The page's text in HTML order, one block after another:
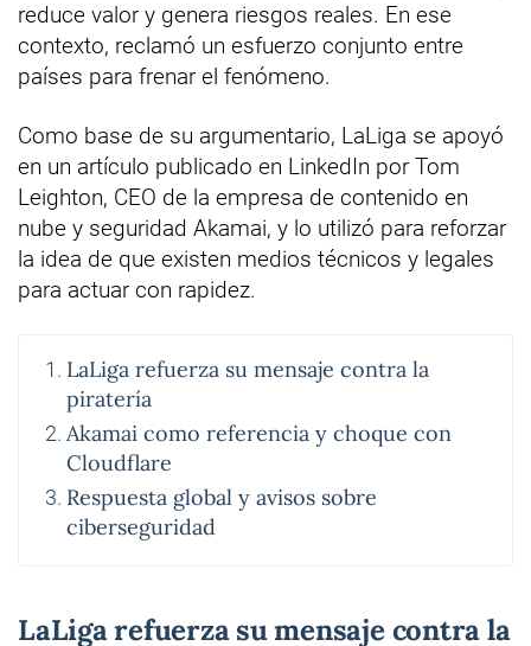
reduce valor y genera riesgos reales. En ese
contexto, reclamó un esfuerzo conjunto entre
países para frenar el fenómeno.
Como base de su argumentario, LaLiga se apoyó
en un artículo publicado en LinkedIn por Tom
Leighton, CEO de la empresa de contenido en
nube y seguridad Akamai, y lo utilizó para reforzar
la idea de que existen medios técnicos y legales
para actuar con rapidez.
LaLiga refuerza su mensaje contra la
piratería
Akamai como referencia y choque con
Cloudflare
Respuesta global y avisos sobre
ciberseguridad
LaLiga refuerza su mensaje contra la